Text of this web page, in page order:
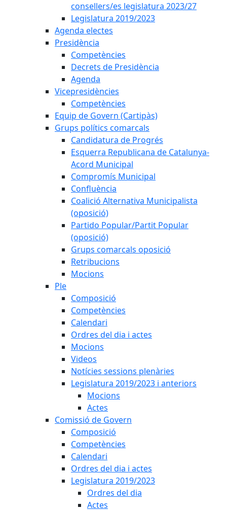
consellers/es legislatura 2023/27
Legislatura 2019/2023
Agenda electes
Presidència
Competències
Decrets de Presidència
Agenda
Vicepresidències
Competències
Equip de Govern (Cartipàs)
Grups polítics comarcals
Candidatura de Progrés
Esquerra Republicana de Catalunya-
Acord Municipal
Compromís Municipal
Confluència
Coalició Alternativa Municipalista
(oposició)
Partido Popular/Partit Popular
(oposició)
Grups comarcals oposició
Retribucions
Mocions
Ple
Composició
Competències
Calendari
Ordres del dia i actes
Mocions
Videos
Notícies sessions plenàries
Legislatura 2019/2023 i anteriors
Mocions
Actes
Comissió de Govern
Composició
Competències
Calendari
Ordres del dia i actes
Legislatura 2019/2023
Ordres del dia
Actes